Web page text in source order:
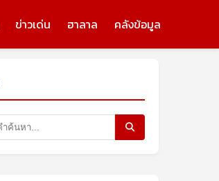
ข่าวเด่น ฮาลาล คลังข้อมูล